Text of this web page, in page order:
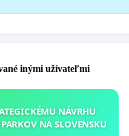
inými užívateľmi
NÁVRHU
NA SLOVENSKU